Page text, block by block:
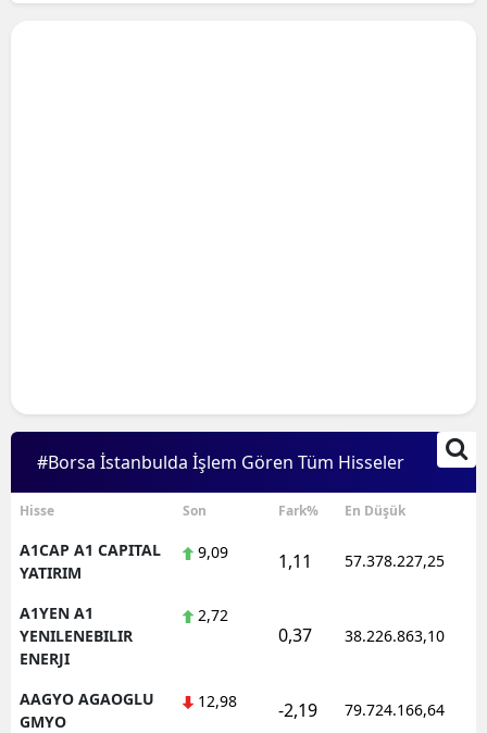
Çankırı
Çorum
Denizli
Diyarbakır
Elazığ
#Borsa İstanbulda İşlem Gören Tüm Hisseler
Hisse Son Fark% En Düşük
A1CAP A1 CAPITAL
YATIRIM
9,09 1,11 57.378.227,25
A1YEN A1
YENILENEBILIR
ENERJI
2,72
0,37 38.226.863,10
AAGYO AGAOGLU
GMYO
12,98 -2,19 79.724.166,64